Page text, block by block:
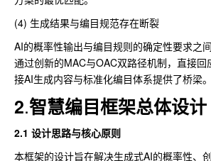
(4) 生成结果与编目规范存在断裂
AI的概率性输出与编目规则的确定性要求之
通过创新的MAC与OAC双路径机制，直接
接AI生成内容与标准化编目体系提供了桥梁。
2.智慧编目框架总体设计
2.1 设计思路与核心原则
本框架的设计旨在解决生成式AI的概率性、